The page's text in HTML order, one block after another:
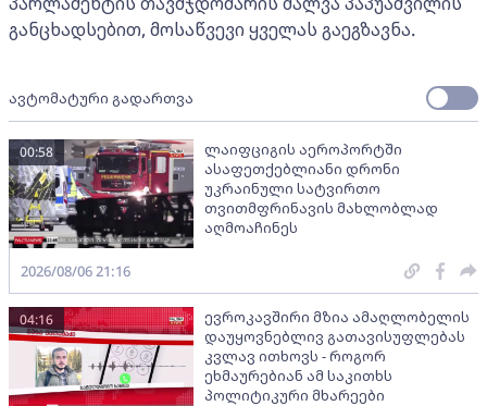
განცხადსებით, მოსაწვევი ყველას გაეგზავნა.
ავტომატური გადართვა
ლაიფციგის აეროპორტში
ასაფეთქებლიანი დრონი
უკრაინული სატვირთო
თვითმფრინავის მახლობლად
აღმოაჩინეს
00:58
2026/08/06 21:16
ევროკავშირი მზია ამაღლობელის
დაუყოვნებლივ გათავისუფლებას
კვლავ ითხოვს - როგორ
ეხმაურებიან ამ საკითხს
პოლიტიკური მხარეები
04:16